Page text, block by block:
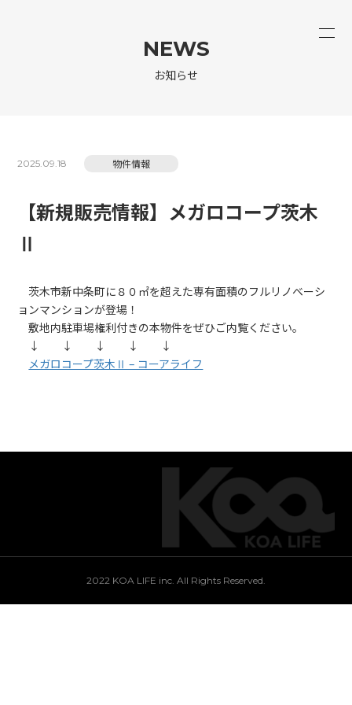
NEWS
お知らせ
2025.09.18 物件情報
【新規販売情報】メガロコープ茨木
Ⅱ
茨木市新中条町に８０㎡を超えた専有面積のフルリノベーシ
ョンマンションが登場！
敷地内駐車場権利付きの本物件をぜひご内覧ください。
↓ ↓ ↓ ↓ ↓
メガロコープ茨木Ⅱ – コーアライフ
2022 KOA LIFE inc. All Rights Reserved.